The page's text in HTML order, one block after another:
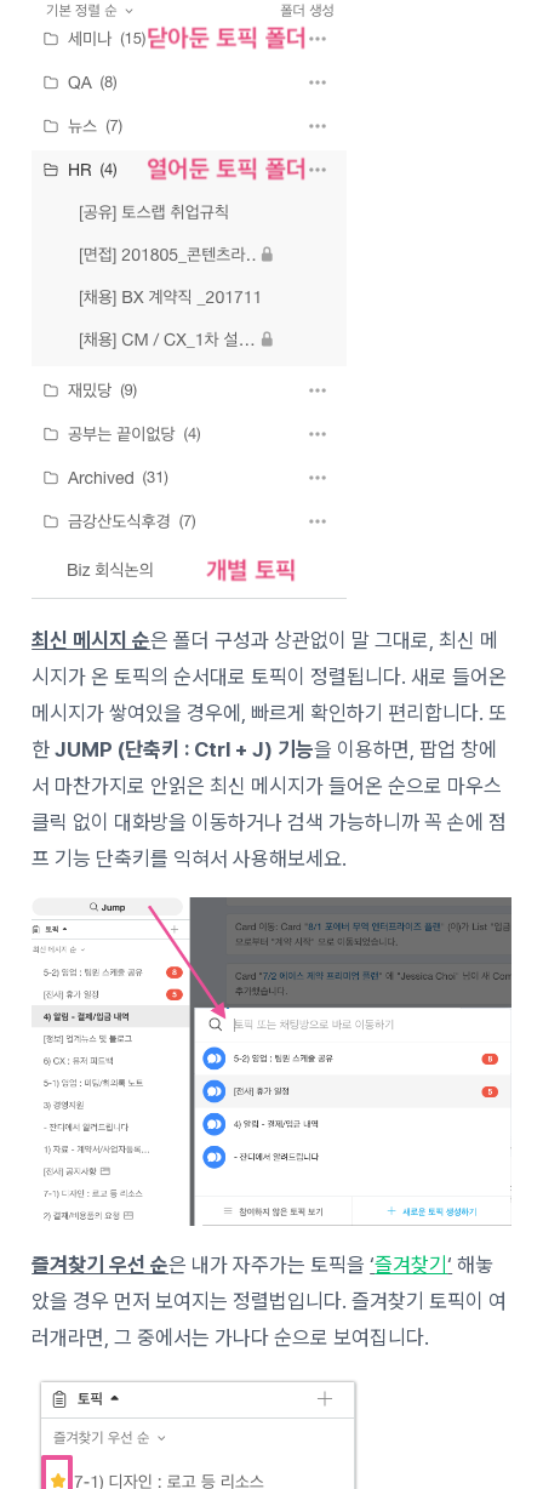
최신 메시지 순은 폴더 구성과 상관없이 말 그대로, 최신 메
시지가 온 토픽의 순서대로 토픽이 정렬됩니다. 새로 들어온
메시지가 쌓여있을 경우에, 빠르게 확인하기 편리합니다. 또
한JUMP (단축키 : Ctrl + J) 기능을 이용하면, 팝업 창에
서 마찬가지로 안읽은 최신 메시지가 들어온 순으로 마우스
클릭 없이 대화방을 이동하거나 검색 가능하니까 꼭 손에 점
프 기능 단축키를 익혀서 사용해보세요.
즐겨찾기 우선 순은 내가 자주가는 토픽을‘즐겨찾기‘ 해놓
았을 경우 먼저 보여지는 정렬법입니다. 즐겨찾기 토픽이 여
러개라면, 그 중에서는 가나다 순으로 보여집니다.